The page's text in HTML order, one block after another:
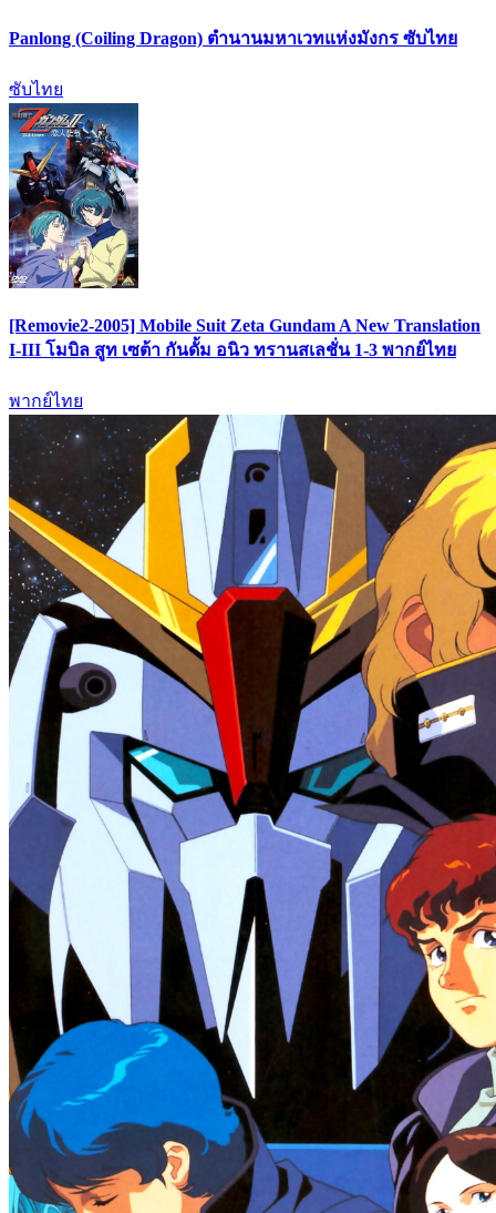
Panlong (Coiling Dragon) ตำนานมหาเวทแห่งมังกร ซับไทย
ซับไทย
[Removie2-2005] Mobile Suit Zeta Gundam A New Translation
I-III โมบิล สูท เซต้า กันดั้ม อนิว ทรานสเลชั่น 1-3 พากย์ไทย
พากย์ไทย